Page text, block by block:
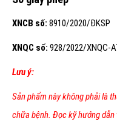
XNCB số: 8910/2020/ĐKSP
XNQC số: 928/2022/XNQC-
Lưu ý:
Sản phẩm này không phải là
chữa bệnh. Đọc kỹ hướng dẫn